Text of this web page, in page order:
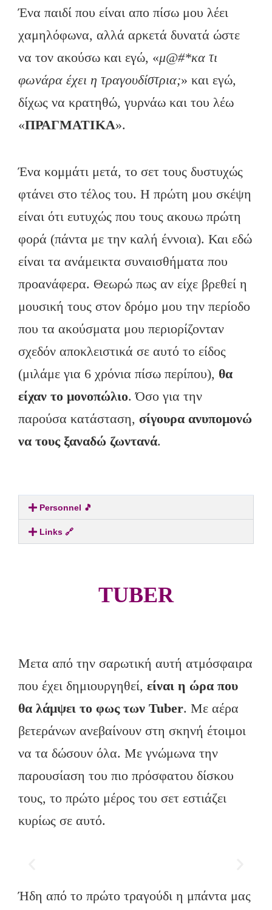
Ένα παιδί που είναι απο πίσω μου λέει
χαμηλόφωνα, αλλά αρκετά δυνατά ώστε
να τον ακούσω και εγώ, «μ@#*κα τι
φωνάρα έχει η τραγουδίστρια;» και εγώ,
δίχως να κρατηθώ, γυρνάω και του λέω
«ΠΡΑΓΜΑΤΙΚΑ».
Ένα κομμάτι μετά, το σετ τους δυστυχώς
φτάνει στο τέλος του. Η πρώτη μου σκέψη
είναι ότι ευτυχώς που τους ακουω πρώτη
φορά (πάντα με την καλή έννοια). Και εδώ
είναι τα ανάμεικτα συναισθήματα που
προανάφερα. Θεωρώ πως αν είχε βρεθεί η
μουσική τους στον δρόμο μου την περίοδο
που τα ακούσματα μου περιορίζονταν
σχεδόν αποκλειστικά σε αυτό το είδος
(μιλάμε για 6 χρόνια πίσω περίπου), θα
είχαν το μονοπώλιο. Όσο για την
παρούσα κατάσταση, σίγουρα ανυπομονώ
να τους ξαναδώ ζωντανά.
Personnel 🎵
Links 🔗
TUBER
Μετα από την σαρωτική αυτή ατμόσφαιρα
που έχει δημιουργηθεί, είναι η ώρα που
θα λάμψει το φως των Tuber. Με αέρα
βετεράνων ανεβαίνουν στη σκηνή έτοιμοι
να τα δώσουν όλα. Με γνώμωνα την
παρουσίαση του πιο πρόσφατου δίσκου
τους, το πρώτο μέρος του σετ εστιάζει
κυρίως σε αυτό.
Ήδη από το πρώτο τραγούδι η μπάντα μας